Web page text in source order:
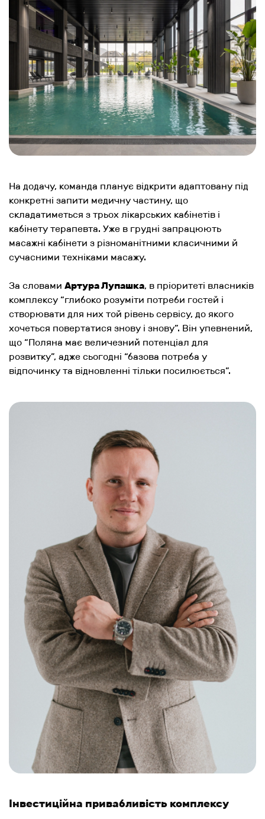
На додачу, команда планує відкрити адаптовану під
конкретні запити медичну частину, що
складатиметься з трьох лікарських кабінетів і
кабінету терапевта. Уже в грудні запрацюють
масажні кабінети з різноманітними класичними й
сучасними техніками масажу.
За словами Артура Лупашка, в пріоритеті власників
комплексу “глибоко розуміти потреби гостей і
створювати для них той рівень сервісу, до якого
хочеться повертатися знову і знову”. Він упевнений,
що “Поляна має величезний потенціал для
розвитку”, адже сьогодні “базова потреба у
відпочинку та відновленні тільки посилюється”.
Інвестиційна привабливість комплексу